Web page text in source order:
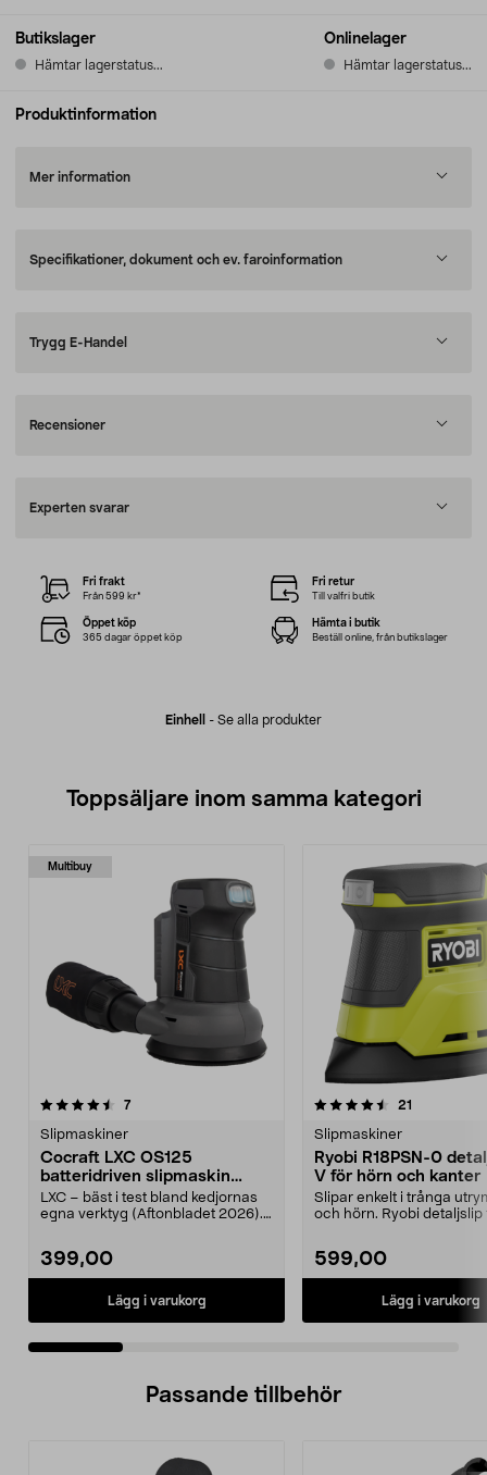
Butikslager
Hämtar lagerstatus...
Onlinelager
Hämtar lagerstatus...
Produktinformation
Mer information
Specifikationer, dokument och ev. faroinformation
Trygg E-Handel
Recensioner
Experten svarar
Einhell - Se alla produkter
Fri frakt
Från 599 kr*
Fri retur
Till valfri butik
Öppet köp
365 dagar öppet köp
Hämta i butik
Beställ online, från butikslager
Toppsäljare inom samma kategori
Multibuy
7recensioner
Slipmaskiner
Cocraft LXC OS125
batteridriven slipmaskin
oscillerande 18 V
LXC – bäst i test bland kedjornas
egna verktyg (Aftonbladet 2026).
399,00
Lägg i varukorg
4.5 av 5 stjärnor 21
Slipmaskiner
Ryobi R18PSN-0
V för hörn och kanter
Slipar enkelt i trånga
och hörn. Ryobi detaljslip
599,00
Lägg i varukorg
4.5 av 5 stjärnor
Passande tillbehör